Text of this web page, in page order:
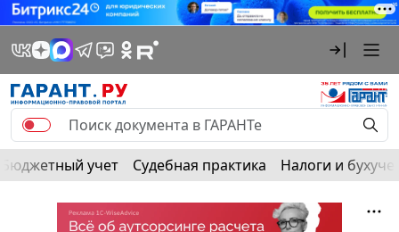
Бюджетный учет Судебная практика Налоги и